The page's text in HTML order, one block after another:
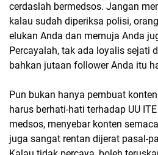
cerdaslah bermedsos. Jangan
kalau sudah diperiksa polisi,
elukan Anda dan memuja Anda
Percayalah, tak ada loyalis sejati
bahkan jutaan follower Anda itu
Pun bukan hanya pembuat
harus berhati-hati terhadap UU
medsos, menyebar konten
juga sangat rentan dijerat pasal-